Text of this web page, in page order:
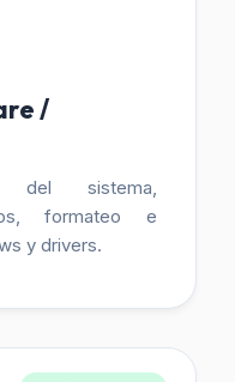
/
del sistema,
formateo e
y drivers.